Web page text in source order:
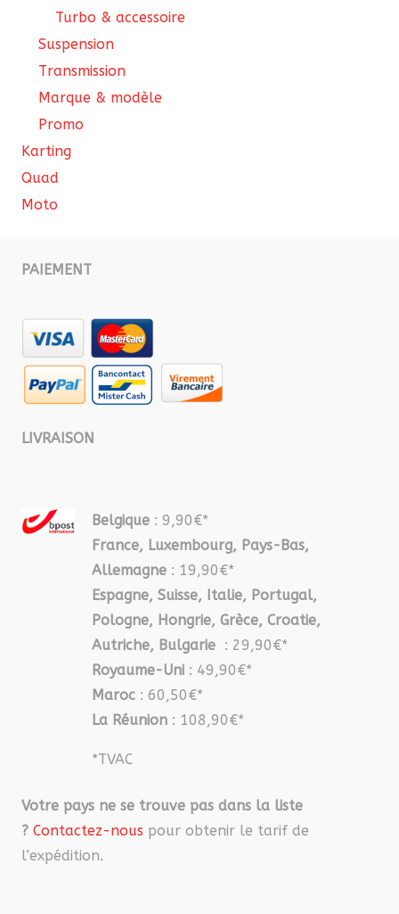
Turbo & accessoire
Suspension
Transmission
Marque & modèle
Promo
Karting
Quad
Moto
PAIEMENT
LIVRAISON
Belgique : 9,90€*
France, Luxembourg, Pays-Bas,
Allemagne : 19,90€*
Espagne, Suisse, Italie, Portugal,
Pologne, Hongrie, Grèce, Croatie,
Autriche, Bulgarie : 29,90€*
Royaume-Uni : 49,90€*
Maroc : 60,50€*
La Réunion : 108,90€*
*TVAC
Votre pays ne se trouve pas dans la liste
? Contactez-nous pour obtenir le tarif de
l’expédition.